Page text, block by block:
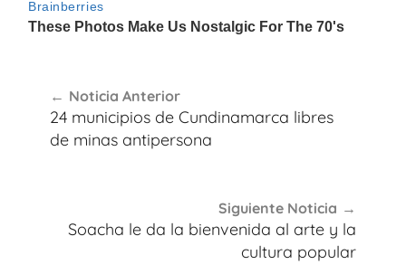
de
entradas
Noticia Anterior
24 municipios de Cundinamarca libres
de minas antipersona
Siguiente Noticia
Soacha le da la bienvenida al arte y la
cultura popular